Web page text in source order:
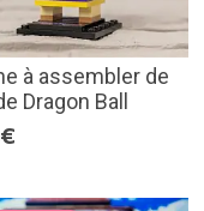
à assembler de
Dragon Ball